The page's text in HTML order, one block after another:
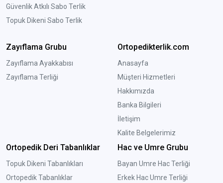
Güvenlik Atkılı Sabo Terlik
Topuk Dikeni Sabo Terlik
Zayıflama Grubu
Zayıflama Ayakkabısı
Zayıflama Terliği
Ortopedikterlik.com
Anasayfa
Müşteri Hizmetleri
Hakkımızda
Banka Bilgileri
İletişim
Kalite Belgelerimiz
Ortopedik Deri Tabanlıklar
Topuk Dikeni Tabanlıkları
Ortopedik Tabanlıklar
Hac ve Umre Grubu
Bayan Umre Hac Terliği
Erkek Hac Umre Terliği